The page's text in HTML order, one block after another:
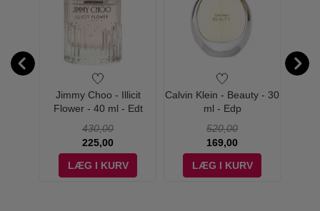
Jimmy Choo - Illicit
Flower - 40 ml - Edt
430,00
225,00
LÆG I KURV
Calvin Klein - Beauty - 30
ml - Edp
520,00
169,00
LÆG I KURV